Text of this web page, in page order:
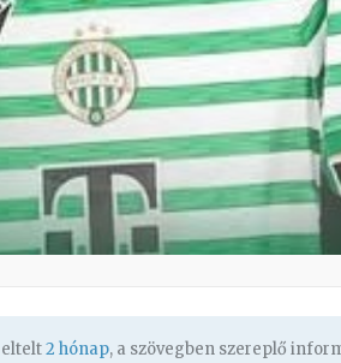
2 hónap, a szövegben szereplő